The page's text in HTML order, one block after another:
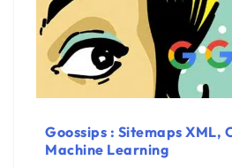
Goossips : Sitemaps XML,
Machine Learning